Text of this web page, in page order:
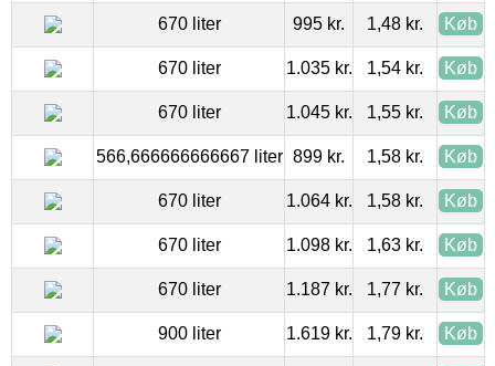
670 liter 995 kr. 1,48 kr. Køb
670 liter 1.035 kr. 1,54 kr. Køb
670 liter 1.045 kr. 1,55 kr. Køb
566,666666666667 liter 899 kr. 1,58 kr. Køb
670 liter 1.064 kr. 1,58 kr. Køb
670 liter 1.098 kr. 1,63 kr. Køb
670 liter 1.187 kr. 1,77 kr. Køb
900 liter 1.619 kr. 1,79 kr. Køb